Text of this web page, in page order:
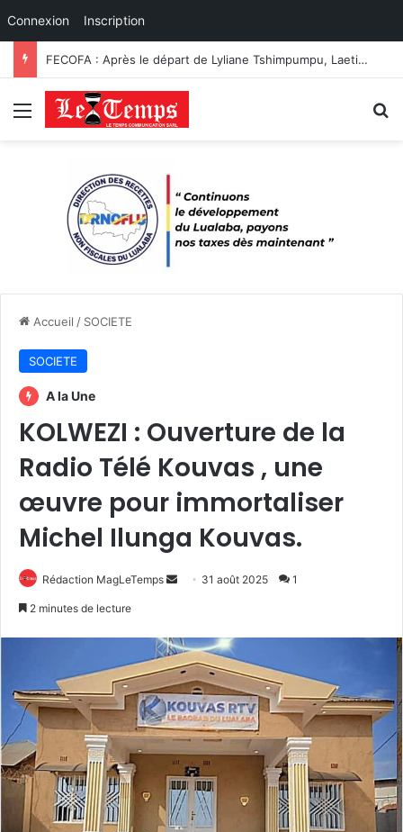
Connexion Inscription
FECOFA : Après le départ de Lyliane Tshimpumpu, Laeticia Muderhwa prend les commandes du secrétariat général
Menu
Accueil / SOCIETE
SOCIETE
A la Une
KOLWEZI : Ouverture de la
Radio Télé Kouvas , une
œuvre pour immortaliser
Michel Ilunga Kouvas.
Rédaction MagLeTemps
Envoyer31 août 2025 1
2 minutes de lecture